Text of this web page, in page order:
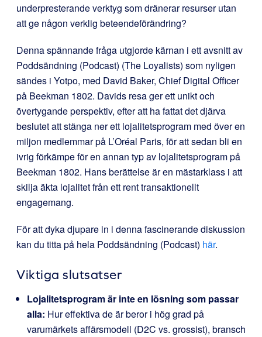
underpresterande verktyg som dränerar resurser utan
att ge någon verklig beteendeförändring?
Denna spännande fråga utgjorde kärnan i ett avsnitt av
Poddsändning (Podcast) (The Loyalists) som nyligen
sändes i Yotpo, med David Baker, Chief Digital Officer
på Beekman 1802. Davids resa ger ett unikt och
övertygande perspektiv, efter att ha fattat det djärva
beslutet att stänga ner ett lojalitetsprogram med över en
miljon medlemmar på L’Oréal Paris, för att sedan bli en
ivrig förkämpe för en annan typ av lojalitetsprogram på
Beekman 1802. Hans berättelse är en mästarklass i att
skilja äkta lojalitet från ett rent transaktionellt
engagemang.
För att dyka djupare in i denna fascinerande diskussion
kan du titta på hela Poddsändning (Podcast) här.
Viktiga slutsatser
Lojalitetsprogram är inte en lösning som passar
alla: Hur effektiva de är beror i hög grad på
varumärkets affärsmodell (D2C vs. grossist), bransch